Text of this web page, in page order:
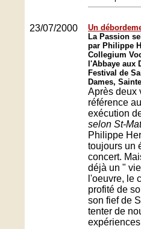
23/07/2000
Un
La Passion
par Philippe
Collegium
l'Abbaye aux
Festival de
Dames,
Après deux
référence
exécution
selon St-
Philippe
toujours un
concert.
déjà un "
l'oeuvre, le
profité de
son fief de
tenter de